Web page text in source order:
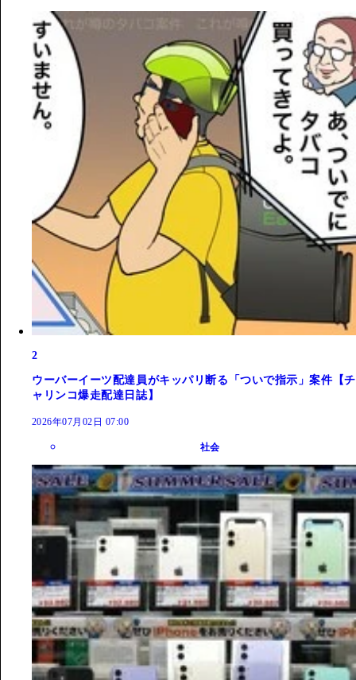
2
ウーバーイーツ配達員がキッパリ断る「ついで指示」案件【チ
ャリンコ爆走配達日誌】
2026年07月02日 07:00
社会